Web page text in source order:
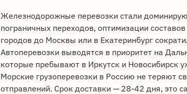
Железнодорожные перевозки стали
пограничных переходов, оптимизации
городов до Москвы или в Екатеринбург
Автоперевозки выводятся в приоритет на
которые пребывают в Иркутск и Новосибирск
Морские грузоперевозки в Россию не теряют
отправлений. Срок доставки — 28-42 дня, это